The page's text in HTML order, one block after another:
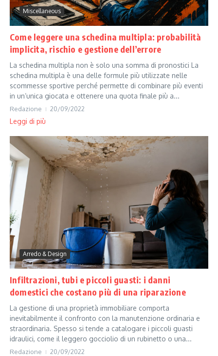
Miscellaneous
Come leggere una schedina multipla: probabilità
implicita, rischio e gestione dell’errore
La schedina multipla non è solo una somma di pronostici La
schedina multipla è una delle formule più utilizzate nelle
scommesse sportive perché permette di combinare più eventi
in un’unica giocata e ottenere una quota finale più a...
Redazione 20/09/2022
Leggi di più
Arredo & Design
Infiltrazioni, tubi e piccoli guasti: i danni
domestici che costano più di una riparazione
La gestione di una proprietà immobiliare comporta
inevitabilmente il confronto con la manutenzione ordinaria e
straordinaria. Spesso si tende a catalogare i piccoli guasti
idraulici, come il leggero gocciolio di un rubinetto o una...
Redazione 20/09/2022